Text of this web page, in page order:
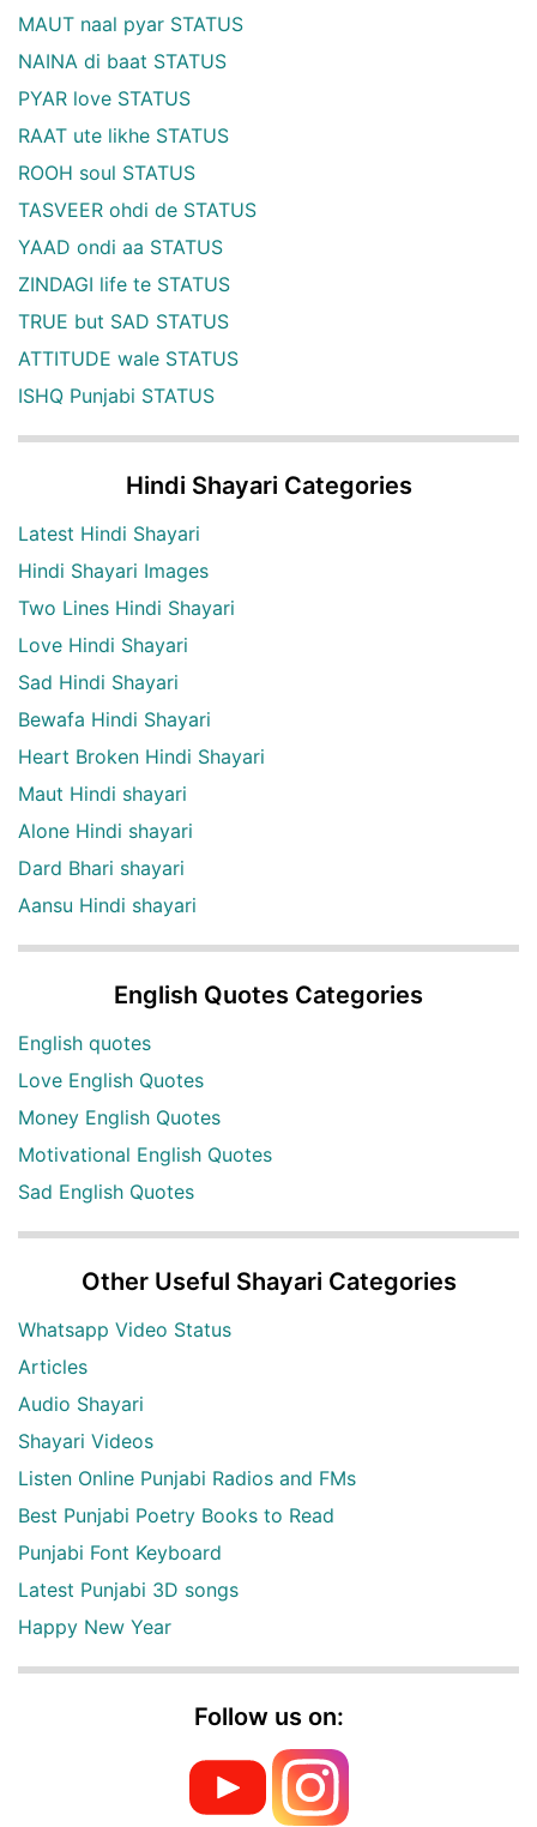
MAUT naal pyar STATUS
NAINA di baat STATUS
PYAR love STATUS
RAAT ute likhe STATUS
ROOH soul STATUS
TASVEER ohdi de STATUS
YAAD ondi aa STATUS
ZINDAGI life te STATUS
TRUE but SAD STATUS
ATTITUDE wale STATUS
ISHQ Punjabi STATUS
Hindi Shayari Categories
Latest Hindi Shayari
Hindi Shayari Images
Two Lines Hindi Shayari
Love Hindi Shayari
Sad Hindi Shayari
Bewafa Hindi Shayari
Heart Broken Hindi Shayari
Maut Hindi shayari
Alone Hindi shayari
Dard Bhari shayari
Aansu Hindi shayari
English Quotes Categories
English quotes
Love English Quotes
Money English Quotes
Motivational English Quotes
Sad English Quotes
Other Useful Shayari Categories
Whatsapp Video Status
Articles
Audio Shayari
Shayari Videos
Listen Online Punjabi Radios and FMs
Best Punjabi Poetry Books to Read
Punjabi Font Keyboard
Latest Punjabi 3D songs
Happy New Year
Follow us on: